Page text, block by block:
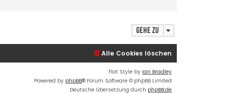
Gehe zu
Alle Cookies löschen
Flat Style by Ian Bradley
Powered by phpBB® Forum Software © phpBB Limited
Deutsche Übersetzung durch phpBB.de